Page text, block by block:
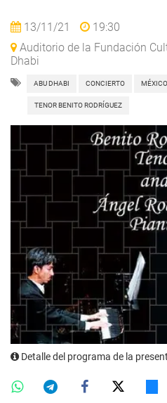
13/11/21
19:30
Auditorio de la Fundación
Dhabi
ABU DHABI CONCIERTO MÉXICO
TENOR BENITO RODRÍGUEZ
Detalle del programa de la